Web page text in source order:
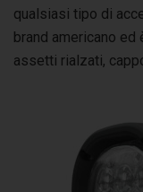
qualsiasi tipo di
brand americano ed
assetti rialzati,